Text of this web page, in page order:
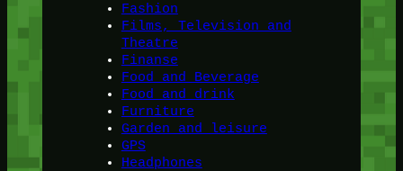
Fashion
Films, Television and
Theatre
Finanse
Food and Beverage
Food and drink
Furniture
Garden and leisure
GPS
Headphones